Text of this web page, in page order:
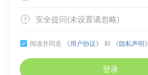
 安全提问(未设置请忽略)
 阅读并同意 《用户协议》 和 《隐私声明》
登录